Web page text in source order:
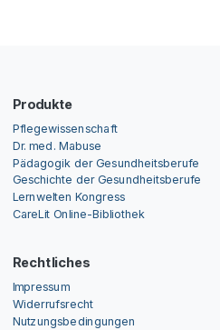
Produkte
Pflegewissenschaft
Dr. med. Mabuse
Pädagogik der Gesundheitsberufe
Geschichte der Gesundheitsberufe
Lernwelten Kongress
CareLit Online-Bibliothek
Rechtliches
Impressum
Widerrufsrecht
Nutzungsbedingungen